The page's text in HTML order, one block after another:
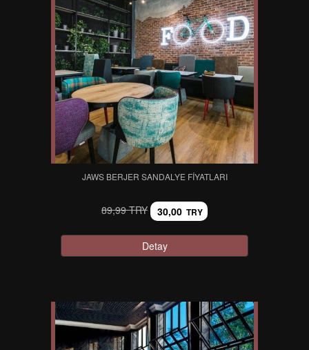
JAWS BERJER SANDALYE FIYATLARI
89,99 TRY 30,00 TRY
Detay